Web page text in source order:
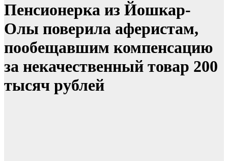
Пенсионерка из Йошкар-
Олы поверила аферистам,
пообещавшим компенсацию
за некачественный товар 200
тысяч рублей